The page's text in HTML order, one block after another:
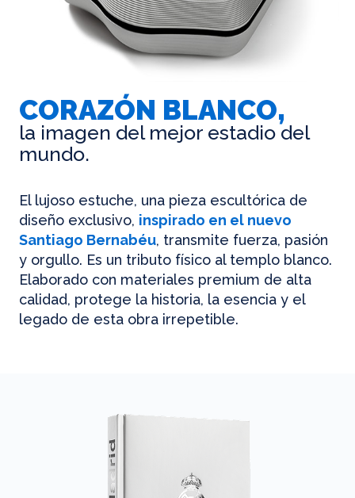
CORAZÓN BLANCO,
la imagen del mejor estadio del
mundo.
El lujoso estuche, una pieza escultórica de
diseño exclusivo, inspirado en el nuevo
Santiago Bernabéu, transmite fuerza, pasión
y orgullo. Es un tributo físico al templo blanco.
Elaborado con materiales premium de alta
calidad, protege la historia, la esencia y el
legado de esta obra irrepetible.